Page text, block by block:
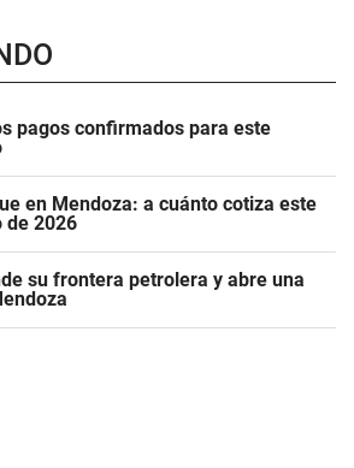
pagos confirmados para este
en Mendoza: a cuánto cotiza este
de 2026
su frontera petrolera y abre una